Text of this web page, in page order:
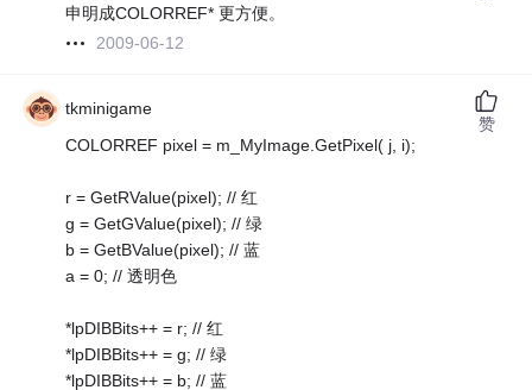
申明成COLORREF* 更方便。
2009-06-12
tkminigame
COLORREF pixel = m_MyImage.GetPixel( j, i);
r = GetRValue(pixel); // 红
g = GetGValue(pixel); // 绿
b = GetBValue(pixel); // 蓝
a = 0; // 透明色
*lpDIBBits++ = r; // 红
*lpDIBBits++ = g; // 绿
*lpDIBBits++ = b; // 蓝
赞